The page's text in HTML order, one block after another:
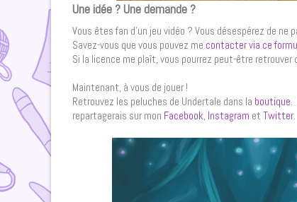
Une idée ? Une demande ?
Vous êtes fan d’un jeu vidéo ? Vous désespérez de ne
Savez-vous que vous pouvez me contacter via ce
Si la licence me plaît, vous pourrez peut-être retrouver
Maintenant, à vous de jouer !
Retrouvez les peluches de Undertale dans la boutique.
repartagerais sur mon Facebook, Instagram et Twitter.